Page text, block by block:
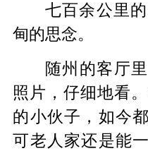
七百余公里
甸的思念。
随州的客厅
照片，仔细地看
的小伙子，如今
可老人家还是能